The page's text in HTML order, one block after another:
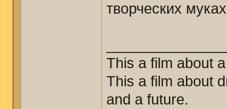
творческих
This a film about
This a film about
and a future.